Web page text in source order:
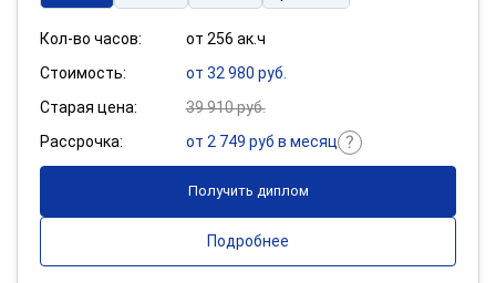
Кол-во часов:
от 256 ак.ч
Стоимость:
от 32 980 руб.
Старая цена:
39 910 руб.
Рассрочка:
от 2 749 руб в месяц
Получить диплом
Подробнее